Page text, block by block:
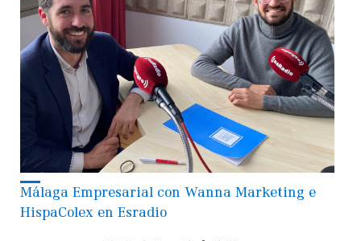
Málaga Empresarial con Wanna Marketing e
HispaColex en Esradio